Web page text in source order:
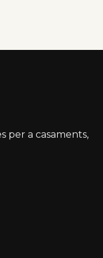
per a casaments,